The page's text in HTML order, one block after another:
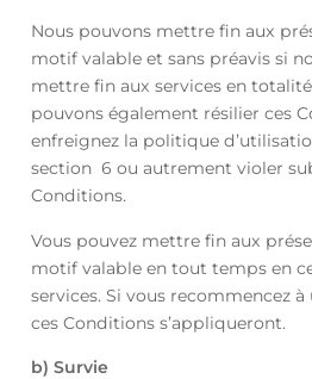
Nous pouvons mettre fin aux
motif valable et sans préavis si
mettre fin aux services en
pouvons également résilier ces
enfreignez la politique
section 6 ou autrement violer
Conditions.
Vous pouvez mettre fin aux
motif valable en tout temps en
services. Si vous recommencez à
ces Conditions s’appliqueront.
b) Survie